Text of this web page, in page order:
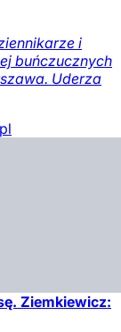
i
buńczucznych
Uderza
Ziemkiewicz: